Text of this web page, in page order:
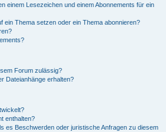
einem Lesezeichen und einem Abonnements für ein
ein Thema setzen oder ein Thema abonnieren?
Forum zulässig?
Dateianhänge erhalten?
enthalten?
es Beschwerden oder juristische Anfragen zu diesem